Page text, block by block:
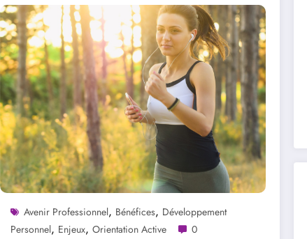
Avenir Professionnel, Bénéfices, Développement
Personnel, Enjeux, Orientation Active
0